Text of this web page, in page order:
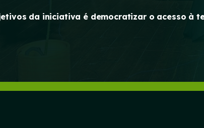
da iniciativa é democratizar o acesso à